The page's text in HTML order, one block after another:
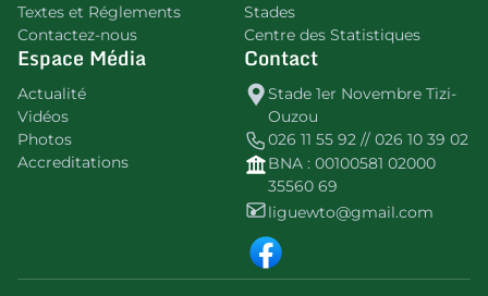
Textes et Réglements
Contactez-nous
Stades
Centre des Statistiques
Espace Média
Actualité
Vidéos
Photos
Accreditations
Contact
Stade 1er Novembre Tizi-
Ouzou
026 11 55 92 // 026 10 39 02
BNA : 00100581 02000
35560 69
liguewto@gmail.com